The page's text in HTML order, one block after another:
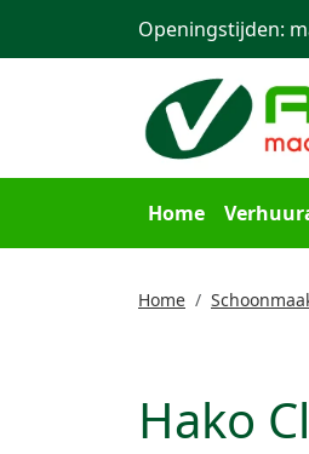
Home
Openingstijden:
Home
Hako